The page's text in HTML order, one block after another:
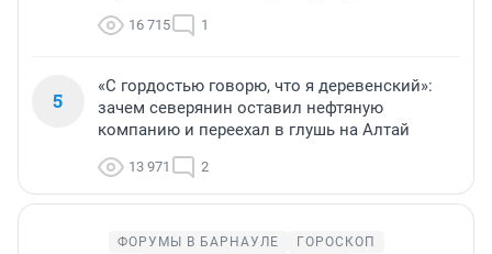
16 715 1
5
«С гордостью говорю, что я деревенский»:
зачем северянин оставил нефтяную
компанию и переехал в глушь на Алтай
13 971 2
ФОРУМЫ В БАРНАУЛЕ
ГОРОСКОП